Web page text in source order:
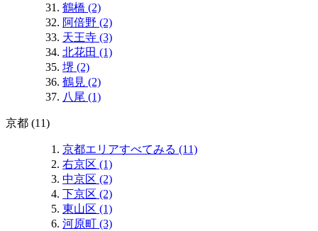
鶴橋 (2)
阿倍野 (2)
天王寺 (3)
北花田 (1)
堺 (2)
鶴見 (2)
八尾 (1)
京都 (11)
京都エリアすべてみる (11)
右京区 (1)
中京区 (2)
下京区 (2)
東山区 (1)
河原町 (3)